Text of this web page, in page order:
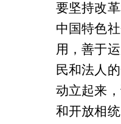
要坚持改
中国特色
用，善于
民和法人
动立起来
和开放相